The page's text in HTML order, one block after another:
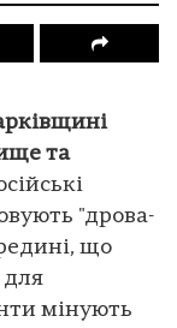
та
"дрова-
що
для
мінують